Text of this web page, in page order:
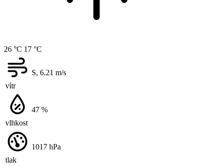
26 °C 17 °C
vítr
S, 6.21 m/s
vlhkost
47 %
tlak
1017 hPa